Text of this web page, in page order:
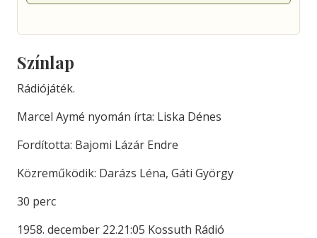
Színlap
Rádiójáték.
Marcel Aymé nyomán írta: Liska Dénes
Fordította: Bajomi Lázár Endre
Közreműködik: Darázs Léna, Gáti György
30 perc
1958. december 22.21:05 Kossuth Rádió